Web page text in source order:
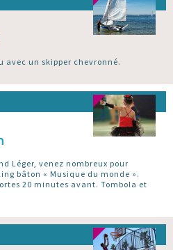
avec un skipper chevronné.
Léger, venez nombreux pour
bâton « Musique du monde ».
20 minutes avant. Tombola et